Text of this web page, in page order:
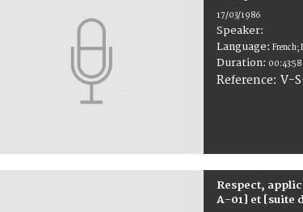
17/03/1986
Speaker:
Language:French;
Duration: 00:43:58
Reference:V-
Respect,
A-01] et [suite